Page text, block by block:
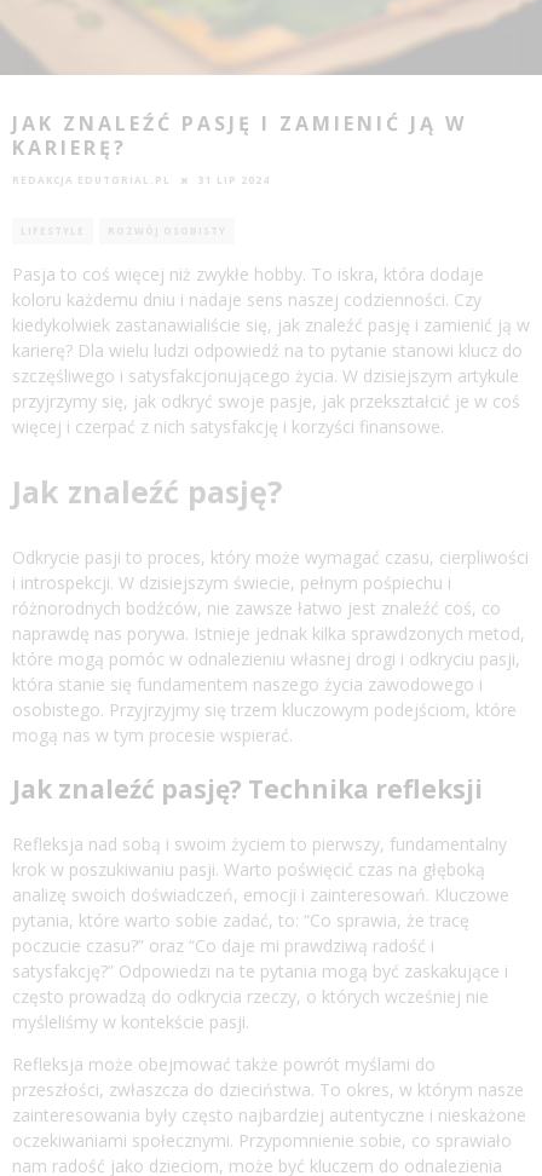
JAK ZNALEŹĆ PASJĘ I ZAMIENIĆ JĄ W
KARIERĘ?
REDAKCJA EDUTORIAL.PL 31 LIP 2024
LIFESTYLE ROZWÓJ OSOBISTY
Pasja to coś więcej niż zwykłe hobby. To iskra, która dodaje
koloru każdemu dniu i nadaje sens naszej codzienności. Czy
kiedykolwiek zastanawialiście się, jak znaleźć pasję i zamienić ją w
karierę? Dla wielu ludzi odpowiedź na to pytanie stanowi klucz do
szczęśliwego i satysfakcjonującego życia. W dzisiejszym artykule
przyjrzymy się, jak odkryć swoje pasje, jak przekształcić je w coś
więcej i czerpać z nich satysfakcję i korzyści finansowe.
Jak znaleźć pasję?
Odkrycie pasji to proces, który może wymagać czasu, cierpliwości
i introspekcji. W dzisiejszym świecie, pełnym pośpiechu i
różnorodnych bodźców, nie zawsze łatwo jest znaleźć coś, co
naprawdę nas porywa. Istnieje jednak kilka sprawdzonych metod,
które mogą pomóc w odnalezieniu własnej drogi i odkryciu pasji,
która stanie się fundamentem naszego życia zawodowego i
osobistego. Przyjrzyjmy się trzem kluczowym podejściom, które
mogą nas w tym procesie wspierać.
Jak znaleźć pasję? Technika refleksji
Refleksja nad sobą i swoim życiem to pierwszy, fundamentalny
krok w poszukiwaniu pasji. Warto poświęcić czas na głęboką
analizę swoich doświadczeń, emocji i zainteresowań. Kluczowe
pytania, które warto sobie zadać, to: “Co sprawia, że tracę
poczucie czasu?” oraz “Co daje mi prawdziwą radość i
satysfakcję?” Odpowiedzi na te pytania mogą być zaskakujące i
często prowadzą do odkrycia rzeczy, o których wcześniej nie
myśleliśmy w kontekście pasji.
Refleksja może obejmować także powrót myślami do
przeszłości, zwłaszcza do dzieciństwa. To okres, w którym nasze
zainteresowania były często najbardziej autentyczne i nieskażone
oczekiwaniami społecznymi. Przypomnienie sobie, co sprawiało
nam radość jako dzieciom, może być kluczem do odnalezienia